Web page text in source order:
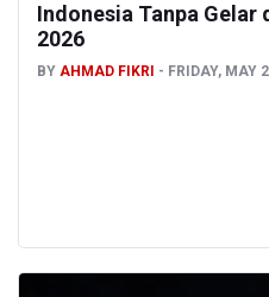
Indonesia Tanpa
2026
BY AHMAD FIKRI FRIDAY, MAY